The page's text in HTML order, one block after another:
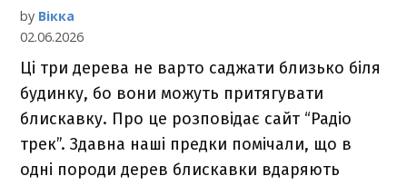
by Вікка
02.06.2026
Ці три дерева не варто саджати близько біля
будинку, бо вони можуть притягувати
блискавку. Про це розповідає сайт “Радіо
трек”. Здавна наші предки помічали, що в
одні породи дерев блискавки вдаряють